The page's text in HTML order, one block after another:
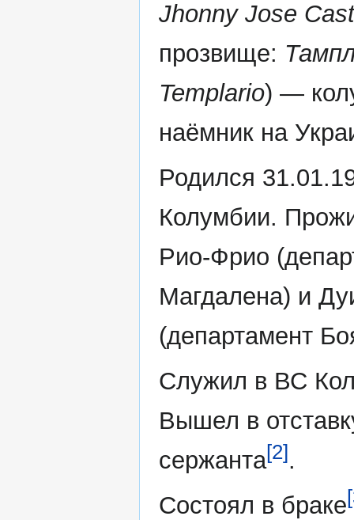
Jhonny Jose
прозвище:
Templario) —
наёмник на
Родился
Колумбии.
Рио-Фрио
Магдалена) и
(департамент
Служил в ВС
Вышел в
сержанта[2].
Состоял в браке